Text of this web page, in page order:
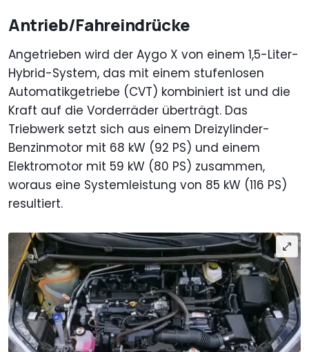
Antrieb/Fahreindrücke
Angetrieben wird der Aygo X von einem 1,5-Liter-
Hybrid-System, das mit einem stufenlosen
Automatikgetriebe (CVT) kombiniert ist und die
Kraft auf die Vorderräder überträgt. Das
Triebwerk setzt sich aus einem Dreizylinder-
Benzinmotor mit 68 kW (92 PS) und einem
Elektromotor mit 59 kW (80 PS) zusammen,
woraus eine Systemleistung von 85 kW (116 PS)
resultiert.